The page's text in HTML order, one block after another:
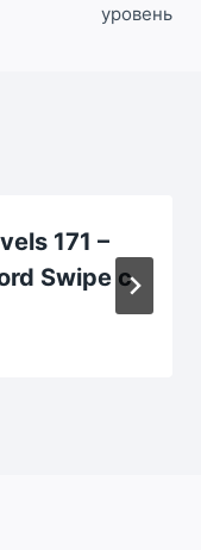
уровень
171 –
Swipe с